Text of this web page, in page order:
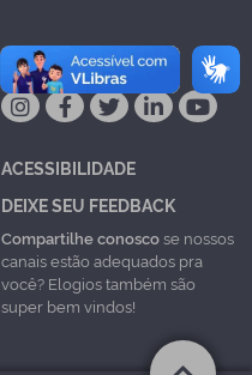
NAS REDES
ACESSIBILIDADE
DEIXE SEU FEEDBACK
Compartilhe conoscose nossos
canais estão adequados pra
você? Elogios também são
super bem vindos!